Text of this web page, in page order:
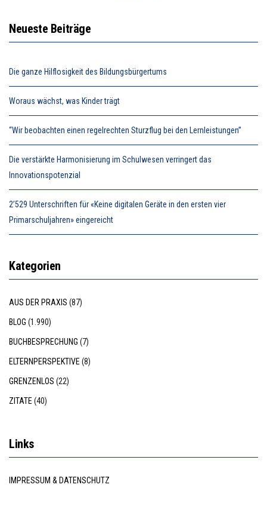
Neueste Beiträge
Die ganze Hilflosigkeit des Bildungsbürgertums
Woraus wächst, was Kinder trägt
“Wir beobachten einen regelrechten Sturzflug bei den Lernleistungen”
Die verstärkte Harmonisierung im Schulwesen verringert das
Innovationspotenzial
2’529 Unterschriften für «Keine digitalen Geräte in den ersten vier
Primarschuljahren» eingereicht
Kategorien
AUS DER PRAXIS (87)
BLOG (1.990)
BUCHBESPRECHUNG (7)
ELTERNPERSPEKTIVE (8)
GRENZENLOS (22)
ZITATE (40)
Links
IMPRESSUM & DATENSCHUTZ